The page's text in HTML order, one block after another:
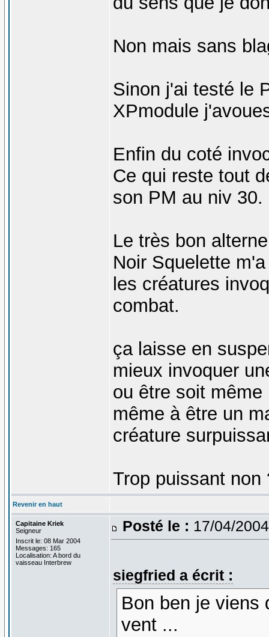
Non mais sans
Sinon j'ai testé le
XPmodule
Enfin du coté
Ce qui reste tout
son PM au niv 30.
Le très bon
Noir Squelette
les créatures
combat.
ça laisse en
mieux invoquer
ou être soit
même à être un
créature
Trop puissant
Revenir en haut
Capitaine Kriek
Seigneur
Inscrit le: 08 Mar 2004
Messages: 165
Localisation: A bord du
vaisseau Interbrew
Posté le : 17/04/
siegfried a écrit :
Bon ben je viens
vent ...